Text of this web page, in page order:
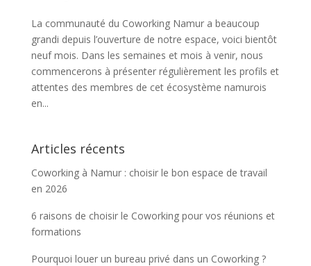
La communauté du Coworking Namur a beaucoup
grandi depuis l’ouverture de notre espace, voici bientôt
neuf mois. Dans les semaines et mois à venir, nous
commencerons à présenter régulièrement les profils et
attentes des membres de cet écosystème namurois
en...
Articles récents
Coworking à Namur : choisir le bon espace de travail
en 2026
6 raisons de choisir le Coworking pour vos réunions et
formations
Pourquoi louer un bureau privé dans un Coworking ?